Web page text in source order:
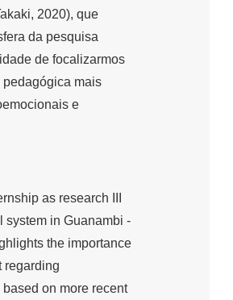
2020), que
da pesquisa
de focalizarmos
mais
e
as research III
system in Guanambi -
the importance
regarding
on more recent